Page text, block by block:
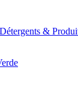
Détergents &